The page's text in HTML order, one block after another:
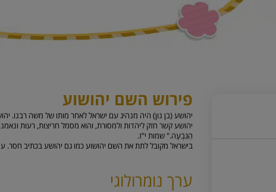
פירוש השם יהושוע
יהושע (בן נון) היה מנהיג עם ישראל לאחר מותו של משה רבנו.
יהושע קשר חזק ליהדות ולמסורת, והוא מסמל חריצות, רעות
הַגִּבְעָה." שמות י"ז.
בישראל מקובל לתת את השם יהושוע כמו גם יהושע בכתיב חסר.
ערך נומרולוגי